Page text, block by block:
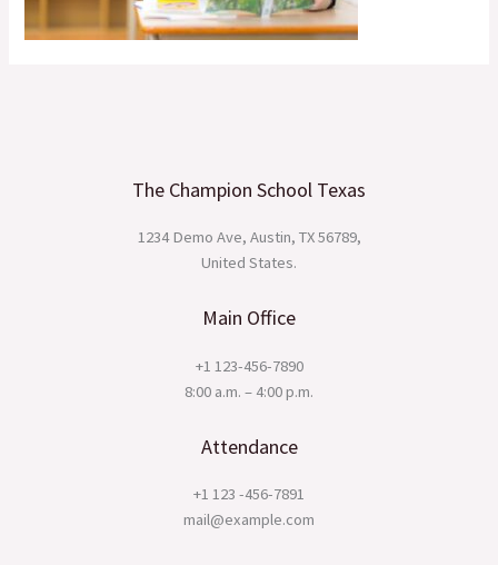
The Champion School Texas​
1234 Demo Ave, Austin, TX 56789,
United States.
Main Office
+1 123-456-7890
8:00 a.m. – 4:00 p.m.
Attendance
+1 123 -456-7891
mail@example.com